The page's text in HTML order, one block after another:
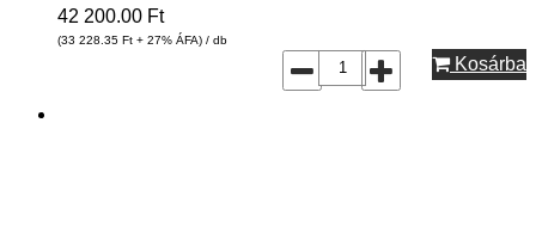
42 200.00 Ft
(33 228.35 Ft + 27% ÁFA) / db
Kosárba